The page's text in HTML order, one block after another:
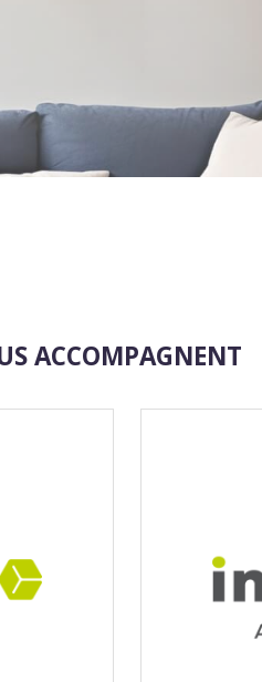
ACCOMPAGNENT